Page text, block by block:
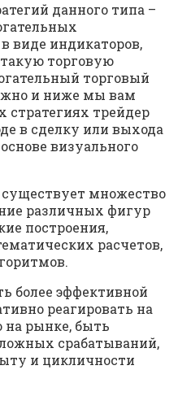
данного типа –
виде индикаторов,
торговую
торговый
и ниже мы вам
трейдер
в сделку или выхода
визуального
множество
различных фигур
построения,
расчетов,
более эффективной
реагировать на
рынке, быть
срабатываний,
и цикличности